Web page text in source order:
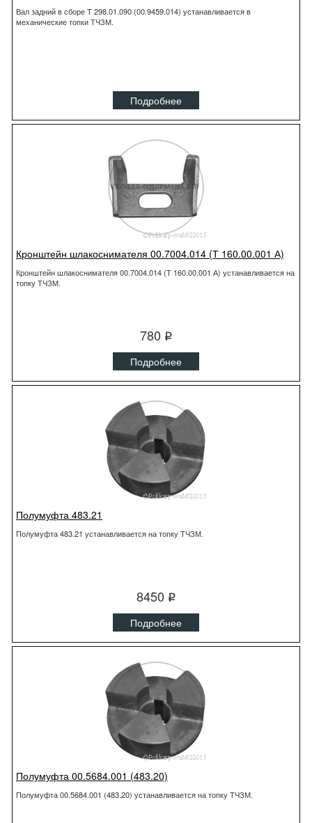
Вал задний в сборе Т 298.01.090 (00.9459.014) устанавливается в
механические топки ТЧЗМ.
Подробнее
Кронштейн шлакоснимателя 00.7004.014 (Т 160.00.001 А)
Кронштейн шлакоснимателя 00.7004.014 (Т 160.00.001 А) устанавливается на
топку ТЧЗМ.
780 q
Подробнее
Полумуфта 483.21
Полумуфта 483.21 устанавливается на топку ТЧЗМ.
8450 q
Подробнее
Полумуфта 00.5684.001 (483.20)
Полумуфта 00.5684.001 (483.20) устанавливается на топку ТЧЗМ.